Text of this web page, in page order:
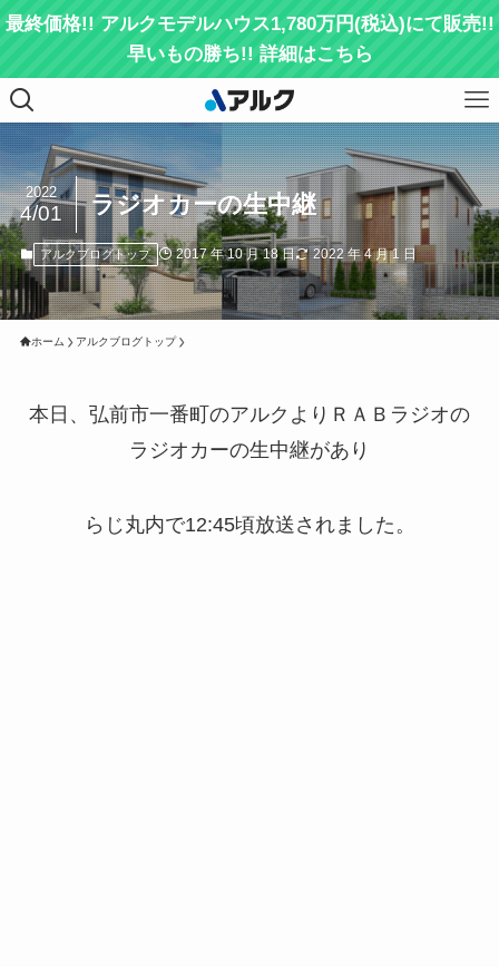
最終価格!! アルクモデルハウス1,780万円(税込)にて販売!!
早いもの勝ち!! 詳細はこちら
ラジオカーの生中継
2022
4/01
アルクブログトップ 2017 年 10 月 18 日 2022 年 4 月 1 日
ホーム アルクブログトップ
本日、弘前市一番町のアルクよりＲＡＢラジオの
ラジオカーの生中継があり
らじ丸内で12:45頃放送されました。